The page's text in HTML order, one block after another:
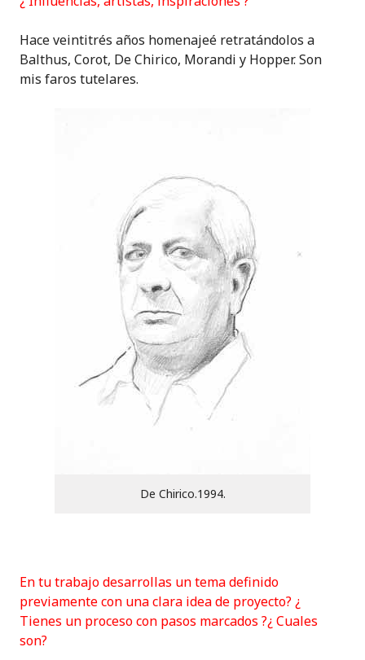
Hace veintitrés años homenajeé retratándolos a
Balthus, Corot, De Chirico, Morandi y Hopper. Son
mis faros tutelares.
De Chirico.1994.
En tu trabajo desarrollas un tema definido
previamente con una clara idea de proyecto? ¿
Tienes un proceso con pasos marcados ?¿ Cuales
son?